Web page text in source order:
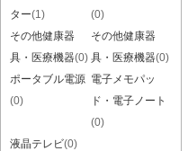
ター(1)
(0)
その他健康器
具・医療機器(0)
その他健康器
具・医療機器(0)
ポータブル電源
(0)
電子メモパッ
ド・電子ノート
(0)
液晶テレビ(0)